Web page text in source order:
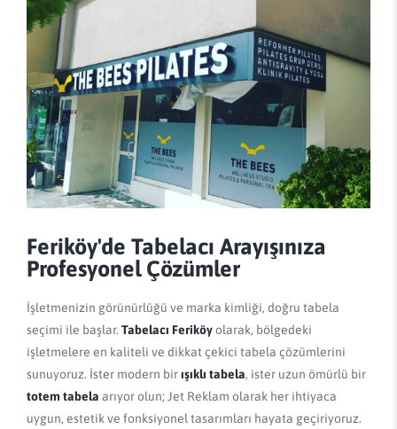
Feriköy'de Tabelacı Arayışınıza
Profesyonel Çözümler
İşletmenizin görünürlüğü ve marka kimliği, doğru tabela
seçimi ile başlar. Tabelacı Feriköyolarak, bölgedeki
işletmelere en kaliteli ve dikkat çekici tabela çözümlerini
sunuyoruz. İster modern birışıklı tabela, ister uzun ömürlü bir
totem tabela arıyor olun; Jet Reklam olarak her ihtiyaca
uygun, estetik ve fonksiyonel tasarımları hayata geçiriyoruz.